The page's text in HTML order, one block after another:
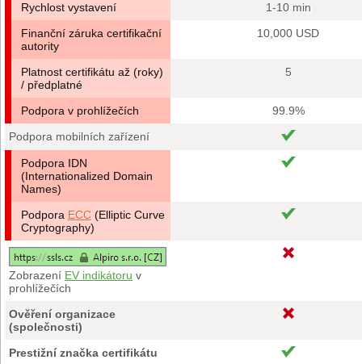
Rychlost vystavení
1-10 min
Finanční záruka certifikační
autority
10,000 USD
Platnost certifikátu až (roky)
/ předplatné
5
Podpora v prohlížečích
99.9%
Podpora mobilních zařízení
Podpora IDN
(Internationalized Domain
Names)
Podpora ECC (Elliptic Curve
Cryptography)
Zobrazení EV indikátoru v
prohlížečích
Ověření organizace
(společnosti)
Prestižní značka certifikátu